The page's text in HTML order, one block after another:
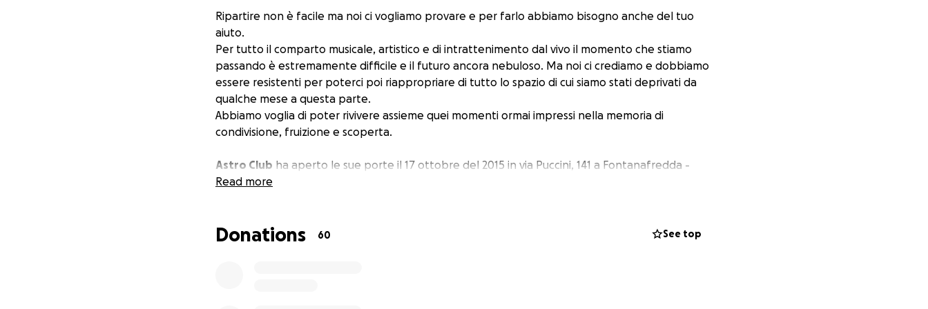
Ripartire non è facile ma noi ci vogliamo provare e per farlo abbiamo bisogno anche del tuo
aiuto.
Per tutto il comparto musicale, artistico e di intrattenimento dal vivo il momento che stiamo
passando è estremamente difficile e il futuro ancora nebuloso. Ma noi ci crediamo e dobbiamo
essere resistenti per poterci poi riappropriare di tutto lo spazio di cui siamo stati deprivati da
qualche mese a questa parte.
Abbiamo voglia di poter rivivere assieme quei momenti ormai impressi nella memoria di
condivisione, fruizione e scoperta.
Astro Club ha aperto le sue porte il 17 ottobre del 2015 in via Puccini, 141 a Fontanafredda -
Pordenone e in questi primi 5 anni di attività ha realizzato più di 320 eventi e ospitato più di 500
prossimi mesi, a partire da settembre, proveremo a riprendere l’attività ma per un po’ di tempo
Read more
Donations 60 See top